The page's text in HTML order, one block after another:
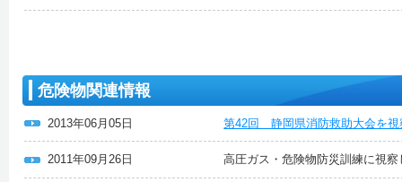
危険物関連情報
2013年06月05日 第42回 静岡県消防救助大会を視
2011年09月26日 高圧ガス・危険物防災訓練に視察